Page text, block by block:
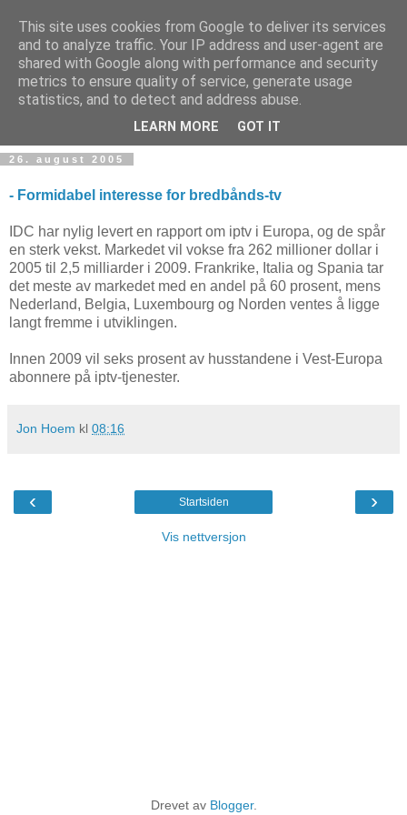
Teknologinyheter
26. august 2005
- Formidabel interesse for bredbånds-tv
IDC har nylig levert en rapport om iptv i Europa, og de spår
en sterk vekst. Markedet vil vokse fra 262 millioner dollar i
2005 til 2,5 milliarder i 2009. Frankrike, Italia og Spania tar
det meste av markedet med en andel på 60 prosent, mens
Nederland, Belgia, Luxembourg og Norden ventes å ligge
langt fremme i utviklingen.
Innen 2009 vil seks prosent av husstandene i Vest-Europa
abonnere på iptv-tjenester.
Jon Hoem kl 08:16
‹ ›
Startsiden
Vis nettversjon
Drevet av Blogger.
This site uses cookies from Google to deliver its services
and to analyze traffic. Your IP address and user-agent are
shared with Google along with performance and security
metrics to ensure quality of service, generate usage
statistics, and to detect and address abuse.
LEARN MORE GOT IT